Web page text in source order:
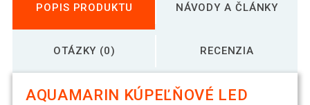
POPIS PRODUKTU NÁVODY A ČLÁNKY
OTÁZKY (0) RECENZIA
AQUAMARIN KÚPEĽŇOVÉ LED